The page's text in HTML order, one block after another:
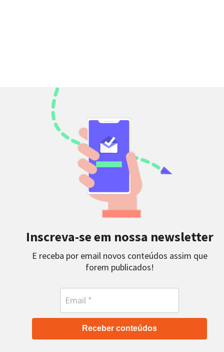
Inscreva-se em nossa newsletter
E receba por email novos conteúdos assim que
forem publicados!
Receber conteúdos